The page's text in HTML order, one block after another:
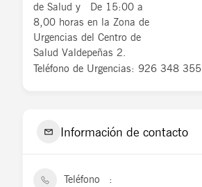
de Salud y De 15:00 a
8,00 horas en la Zona de
Urgencias del Centro de
Salud Valdepeñas 2.
Teléfono de Urgencias: 926 348 355
Información de contacto
Teléfono